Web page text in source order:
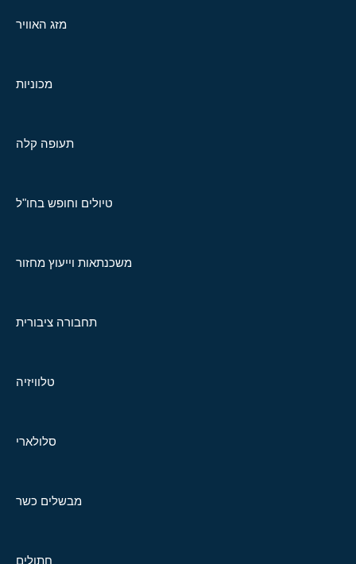
מזג האוויר
מכוניות
תעופה קלה
טיולים וחופש בחו"ל
משכנתאות וייעוץ מחזור
תחבורה ציבורית
טלוויזיה
סלולארי
מבשלים כשר
חתולים